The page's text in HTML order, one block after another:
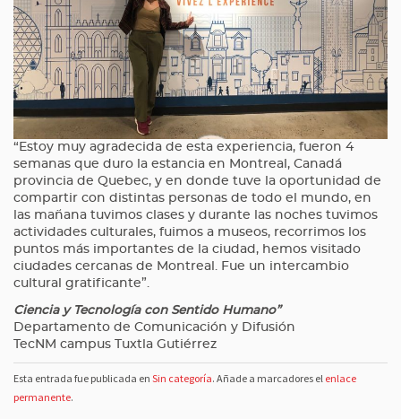
“Estoy muy agradecida de esta experiencia, fueron 4
semanas que duro la estancia en Montreal, Canadá
provincia de Quebec, y en donde tuve la oportunidad de
compartir con distintas personas de todo el mundo, en
las mañana tuvimos clases y durante las noches tuvimos
actividades culturales, fuimos a museos, recorrimos los
puntos más importantes de la ciudad, hemos visitado
ciudades cercanas de Montreal. Fue un intercambio
cultural gratificante”.
Ciencia y Tecnología con Sentido Humano”
Departamento de Comunicación y Difusión
TecNM campus Tuxtla Gutiérrez
Esta entrada fue publicada en Sin categoría. Añade a marcadores el enlace
permanente.